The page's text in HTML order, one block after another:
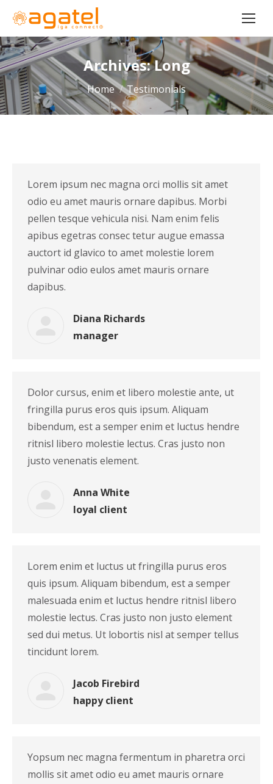
Archives:Long
You are here:
Home Testimonials
Lorem ipsum nec magna orci mollis sit amet
odio eu amet mauris ornare dapibus. Morbi
pellen tesque vehicula nisi. Nam enim felis
apibus egetras consec tetur augue emassa
auctort id glavico to amet molestie lorem
pulvinar odio eulos amet mauris ornare
dapibus.
Diana Richards
manager
Dolor cursus, enim et libero molestie ante, ut
fringilla purus eros quis ipsum. Aliquam
bibendum, est a semper enim et luctus hendre
ritnisl libero molestie lectus. Cras justo non
justo venenatis element.
Anna White
loyal client
Lorem enim et luctus ut fringilla purus eros
quis ipsum. Aliquam bibendum, est a semper
malesuada enim et luctus hendre ritnisl libero
molestie lectus. Cras justo non justo element
sed dui metus. Ut lobortis nisl at semper tellus
tincidunt lorem.
Jacob Firebird
happy client
Yopsum nec magna fermentum in pharetra orci
mollis sit amet odio eu amet mauris ornare